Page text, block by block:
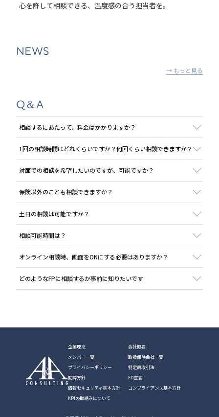
心を許して相談できる、温度感の合う担当者を。
NEWS
→ もっと見る
Q＆A
相談するにあたって、料金はかかりますか？
1回の相談時間はどれくらいですか？何回くらい相談できますか？
対面での相談を希望したいのですが、可能ですか？
保険以外のことも相談できますか？
土日の相談は可能ですか？
相談可能時間は？
オンライン相談時、画面をONにする必要はありますか？
どのようなFPに相談するか事前に知りたいです
企業理念
会社概要
メンバー一覧
取扱保険会社一覧
プライバシーポリシー
特定商取引法
勧誘方針
FD宣言
情報セキュリティ基本方針
コンプライアンス基本方針
KPIの取組みについて